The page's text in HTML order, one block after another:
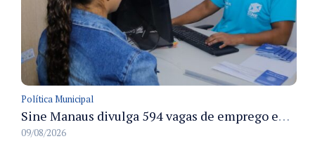
Política Municipal
Sine Manaus divulga 594 vagas de emprego em Manaus com atendimento presencial nesta segunda-feira
09/08/2026